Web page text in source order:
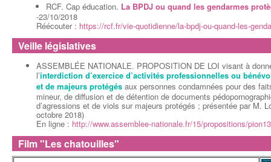
RCF. Cap éducation. La BPDJ ou quand les gendarmes
-23/10/2018
Réécouter : https://rcf.fr/vie-quotidienne/la-bpdj-ou-quand-les-
Veille législatives
ASSEMBLÉE NATIONALE. PROPOSITION DE LOI visant à
l’interdiction d’exercice d’activités professionnelles ou
et de majeurs protégés aux personnes condamnées pour des
mineur, de diffusion et de détention de documents
d’agressions et de viols sur majeurs protégés ; présentée par M.
octobre 2018)
En ligne : http://www.assemblee-nationale.fr/15/propositions/
Film "Les chatouilles"